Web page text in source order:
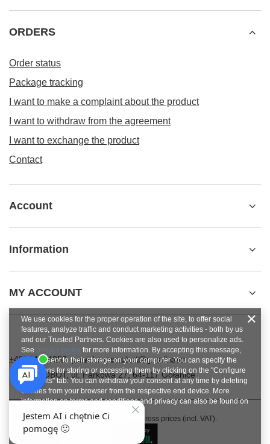
ORDERS
Order status
Package tracking
I want to make a complaint about the product
I want to withdraw from the agreement
I want to exchange the product
Contact
Account
Information
MY ACCOUNT
+48784454053 pawel.superrobot@gmail.com
SUPERROBOT,ul. Parkowa 27,64-117Gołanice
In the store we present the gross prices (incl. VAT).
We use cookies for the proper operation of the site, to offer social
features, analyze traffic and conduct marketing activities - both by us
and our Trusted Partners. Cookies are also used to personalize ads.
See privacy policy for more information. By accepting this message,
you consent to their storage on your computer. You can specify the
conditions for storing or accessing them by clicking on the "Configure
Consents" tab. You can withdraw your consent at any time by deleting
cookies from your browser from the respective end device. More
information on terms and conditions and privacy can also be found on
Google's Privacy and Terms page
.
Close